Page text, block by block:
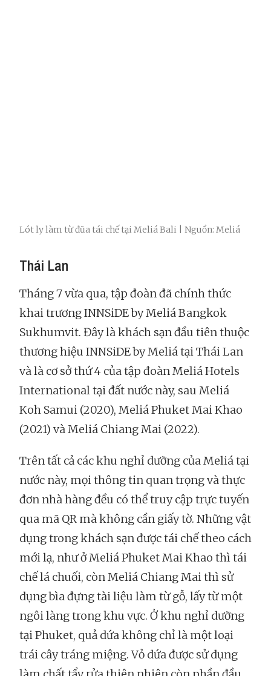
Lót ly làm từ đũa tái chế tại Meliá Bali | Nguồn: Meliá
Thái Lan
Tháng 7 vừa qua, tập đoàn đã chính thức
khai trương INNSiDE by Meliá Bangkok
Sukhumvit. Đây là khách sạn đầu tiên thuộc
thương hiệu INNSiDE by Meliá tại Thái Lan
và là cơ sở thứ 4 của tập đoàn Meliá Hotels
International tại đất nước này, sau Meliá
Koh Samui (2020), Meliá Phuket Mai Khao
(2021) và Meliá Chiang Mai (2022).
Trên tất cả các khu nghỉ dưỡng của Meliá tại
nước này, mọi thông tin quan trọng và thực
đơn nhà hàng đều có thể truy cập trực tuyến
qua mã QR mà không cần giấy tờ. Những vật
dụng trong khách sạn được tái chế theo cách
mới lạ, như ở Meliá Phuket Mai Khao thì tái
chế lá chuối, còn Meliá Chiang Mai thì sử
dụng bìa đựng tài liệu làm từ gỗ, lấy từ một
ngôi làng trong khu vực. Ở khu nghỉ dưỡng
tại Phuket, quả dứa không chỉ là một loại
trái cây tráng miệng. Vỏ dứa được sử dụng